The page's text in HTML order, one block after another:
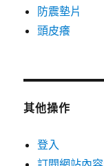
防震墊片
頭皮癢
其他操作
登入